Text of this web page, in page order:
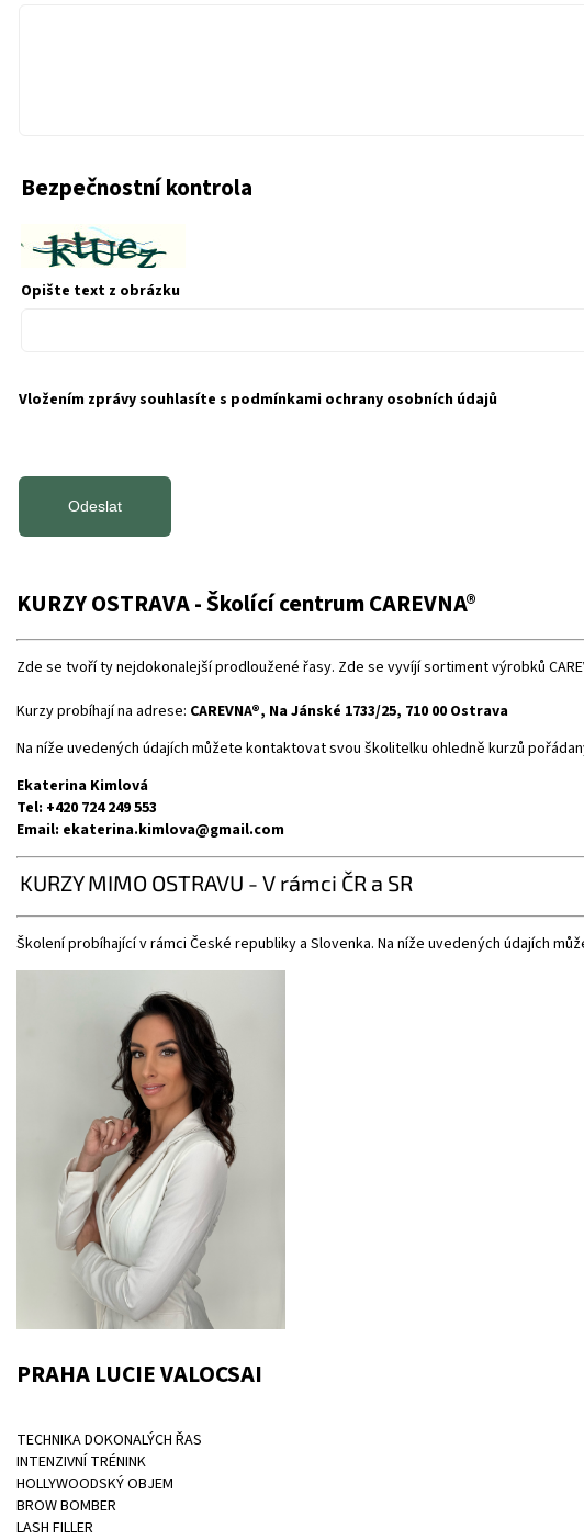
Bezpečnostní kontrola
Opište text z obrázku
Vložením zprávy souhlasíte s podmínkami ochrany osobních údajů
Odeslat
KURZY OSTRAVA - Školící centrumCAREVNA®
Zde se tvoří ty nejdokonalejší prodloužené řasy. Zde se vyvíjí sortiment výrobků
Kurzy probíhají na adrese: CAREVNA®, Na Jánské 1733/25, 710 00 Ostrava
Na níže uvedených údajích můžete kontaktovat svou školitelku ohledně kurzů
Ekaterina Kimlová
Tel: +420 724 249 553
Email: ekaterina.kimlova@gmail.com
KURZY MIMO OSTRAVU - V rámci ČR a SR
Školení probíhající v rámci České republiky a Slovenka. Na níže uvedených údajích
PRAHA LUCIE VALOCSAI
TECHNIKA DOKONALÝCH ŘAS
INTENZIVNÍ TRÉNINK
HOLLYWOODSKÝ OBJEM
BROW BOMBER
LASH FILLER